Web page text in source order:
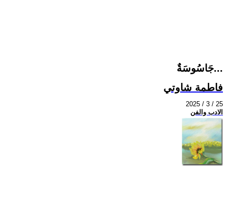
جَاسُوسَةٌ...
فاطمة شاوتي
2025 / 3 / 25
الادب والفن